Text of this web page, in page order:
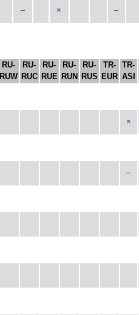
– × –
RU-
RUW
RU-
RUC
RU-
RUE
RU-
RUN
RU-
RUS
TR-
EUR
TR-
ASI
×
–